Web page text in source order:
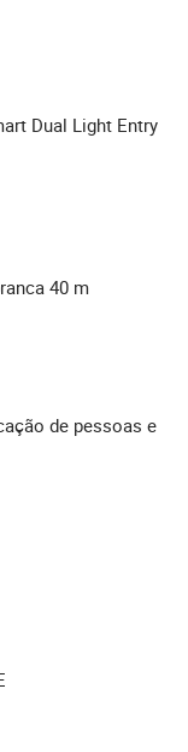
Dual Light Entry
40 m
de pessoas e